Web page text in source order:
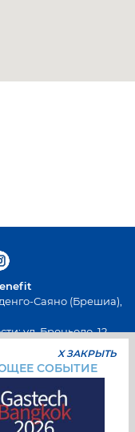
Саяно (Брешиа),
ул. Броньоло, 12,
0308900423
- Fiscal Code:
BS-258271
000,00 евро
X ЗАКРЫТЬ
СОБЫТИЕ